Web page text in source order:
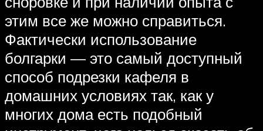
этим все же можно справиться.
Фактически использование
болгарки — это самый доступный
способ подрезки кафеля в
домашних условиях так, как у
многих дома есть подобный